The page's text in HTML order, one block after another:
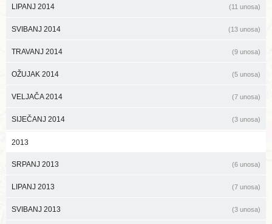
LIPANJ 2014 (11 unosa)
SVIBANJ 2014 (13 unosa)
TRAVANJ 2014 (9 unosa)
OŽUJAK 2014 (5 unosa)
VELJAČA 2014 (7 unosa)
SIJEČANJ 2014 (3 unosa)
2013
SRPANJ 2013 (6 unosa)
LIPANJ 2013 (7 unosa)
SVIBANJ 2013 (3 unosa)